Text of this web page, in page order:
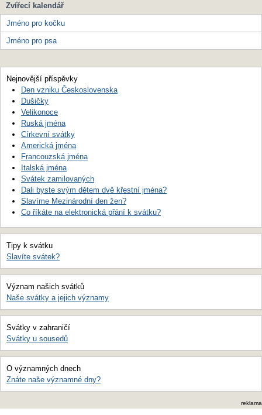
Zvířecí kalendář
Jméno pro kočku
Jméno pro psa
Nejnovější příspěvky
Den vzniku Československa
Dušičky
Velikonoce
Ruská jména
Církevní svátky
Americká jména
Francouzská jména
Italská jména
Svátek zamilovaných
Dali byste svým dětem dvě křestní jména?
Slavíme Mezinárodní den žen?
Co říkáte na elektronická přání k svátku?
Tipy k svátku
Slavíte svátek?
Význam našich svátků
Naše svátky a jejich významy
Svátky v zahraničí
Svátky u sousedů
O významných dnech
Znáte naše významné dny?
reklama